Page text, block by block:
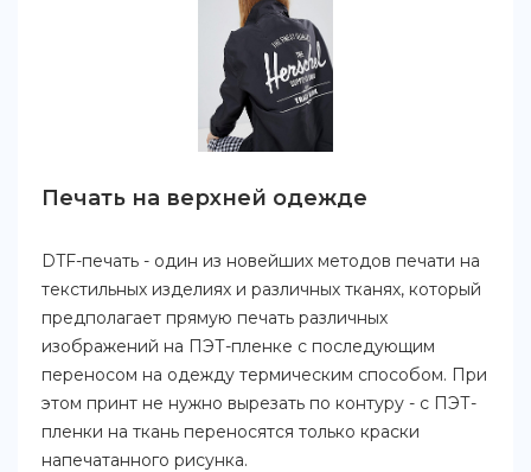
Печать на верхней одежде
DTF-печать - один из новейших методов печати на
текстильных изделиях и различных тканях, который
предполагает прямую печать различных
изображений на ПЭТ-пленке с последующим
переносом на одежду термическим способом. При
этом принт не нужно вырезать по контуру - с ПЭТ-
пленки на ткань переносятся только краски
напечатанного рисунка.